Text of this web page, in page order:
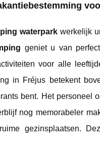
waterpark werkelijk
geniet u van
voor alle
in Fréjus betekent
bent. Het personeel
nog memorabeler
gezinsplaatsen.